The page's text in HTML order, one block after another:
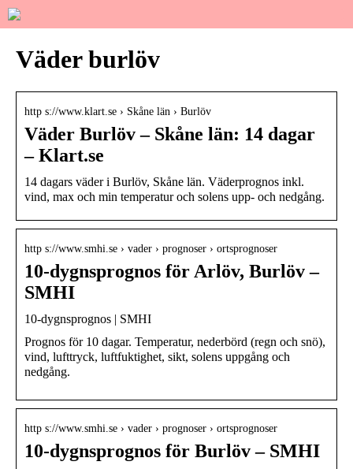
Väder burlöv
http s://www.klart.se › Skåne län › Burlöv
Väder Burlöv – Skåne län: 14 dagar
– Klart.se
14 dagars väder i Burlöv, Skåne län. Väderprognos inkl.
vind, max och min temperatur och solens upp- och nedgång.
http s://www.smhi.se › vader › prognoser › ortsprognoser
10-dygnsprognos för Arlöv, Burlöv –
SMHI
10-dygnsprognos | SMHI
Prognos för 10 dagar. Temperatur, nederbörd (regn och snö),
vind, lufttryck, luftfuktighet, sikt, solens uppgång och
nedgång.
http s://www.smhi.se › vader › prognoser › ortsprognoser
10-dygnsprognos för Burlöv – SMHI